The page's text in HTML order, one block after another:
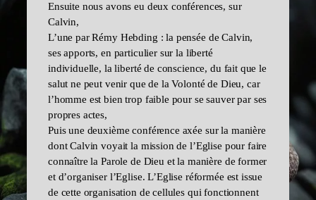
Ensuite nous avons eu deux conférences, sur
Calvin,
L’une par Rémy Hebding : la pensée de Calvin,
ses apports, en particulier sur la liberté
individuelle, la liberté de conscience, du fait que le
salut ne peut venir que de la Volonté de Dieu, car
l’homme est bien trop faible pour se sauver par ses
propres actes,
Puis une deuxième conférence axée sur la manière
dont Calvin voyait la mission de l’Eglise pour faire
connaître la Parole de Dieu et la manière de former
et d’organiser l’Eglise. L’Eglise réformée est issue
de cette organisation de cellules qui fonctionnent